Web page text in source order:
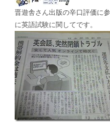
晋遊舎さん出版の辛口評価に
に英語試験に関してです。